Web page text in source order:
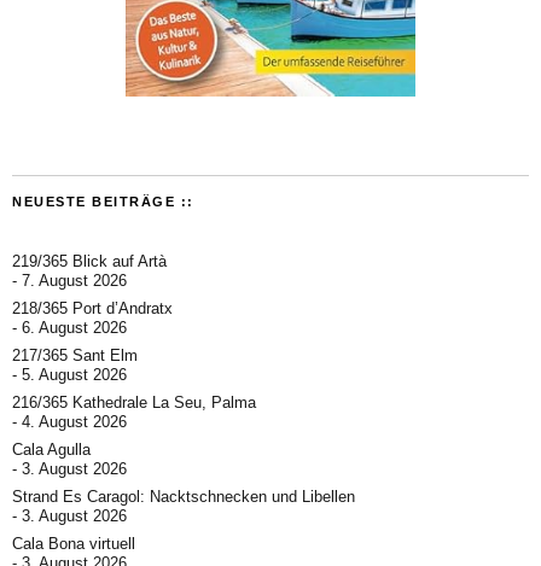
NEUESTE BEITRÄGE ::
219/365 Blick auf Artà
7. August 2026
218/365 Port d’Andratx
6. August 2026
217/365 Sant Elm
5. August 2026
216/365 Kathedrale La Seu, Palma
4. August 2026
Cala Agulla
3. August 2026
Strand Es Caragol: Nacktschnecken und Libellen
3. August 2026
Cala Bona virtuell